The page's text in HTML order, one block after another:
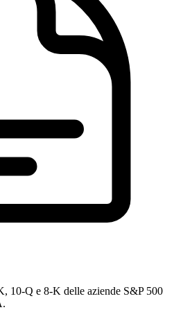
10-Q e 8-K delle aziende S&P 500